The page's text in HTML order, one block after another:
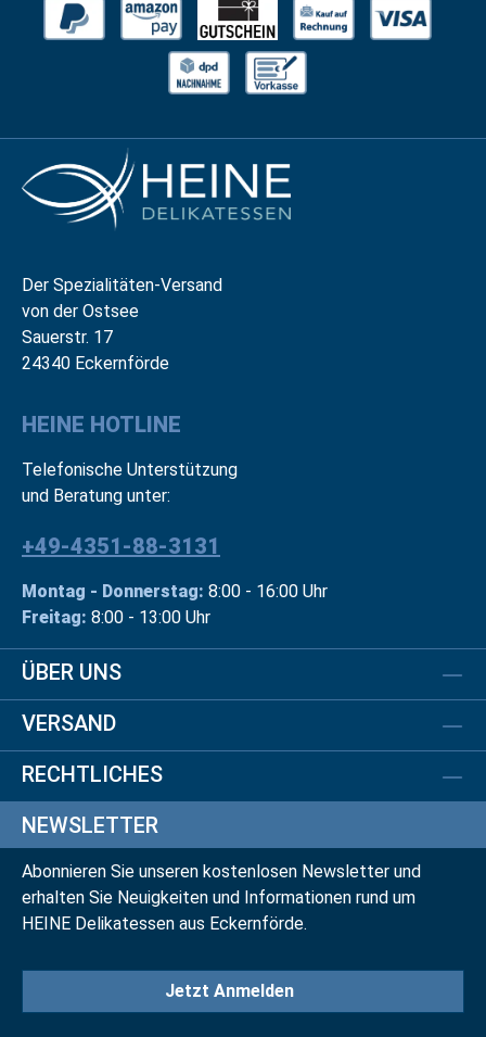
Der Spezialitäten-Versand
von der Ostsee
Sauerstr. 17
24340 Eckernförde
HEINE HOTLINE
Telefonische Unterstützung
und Beratung unter:
+49-4351-88-3131
Montag - Donnerstag: 8:00 - 16:00 Uhr
Freitag: 8:00 - 13:00 Uhr
ÜBER UNS
VERSAND
RECHTLICHES
NEWSLETTER
Abonnieren Sie unseren kostenlosen Newsletter und
erhalten Sie Neuigkeiten und Informationen rund um
HEINE Delikatessen aus Eckernförde.
Jetzt Anmelden